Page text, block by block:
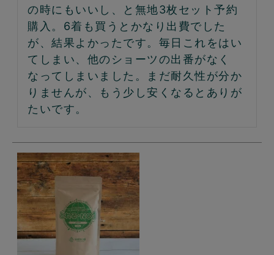
の時にもいいし、と無地3枚セット予約
購入。6着も買うとかなり出費でした
が、結果よかったです。毎日これをはい
てしまい、他のショーツの出番がなく
なってしまいました。まだ耐久性が分か
りませんが、もう少し安くなるとありが
たいです。